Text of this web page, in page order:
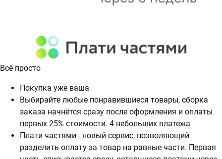
Всё просто
Покупка уже ваша
Выбирайте любые понравившиеся товары, сборка
заказа начнётся сразу после оформления и оплаты
первых 25% стоимости. 4 небольших платежа
Плати частями - новый сервис, позволяющий
разделить оплату за товар на равные части. Первая